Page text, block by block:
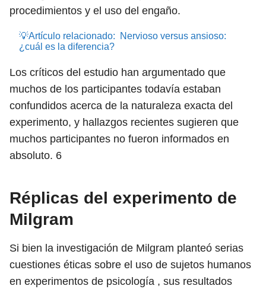
procedimientos y el uso del engaño.
💡Artículo relacionado:
Nervioso versus ansioso:
¿cuál es la diferencia?
Los críticos del estudio han argumentado que
muchos de los participantes todavía estaban
confundidos acerca de la naturaleza exacta del
experimento, y hallazgos recientes sugieren que
muchos participantes no fueron informados en
absoluto. 6
Réplicas del experimento de
Milgram
Si bien la investigación de Milgram planteó serias
cuestiones éticas sobre el uso de sujetos humanos
en experimentos de psicología , sus resultados